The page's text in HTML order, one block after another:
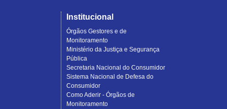
Institucional
Órgãos Gestores e de
Monitoramento
Ministério da Justiça e Segurança
Pública
Secretaria Nacional do Consumidor
Sistema Nacional de Defesa do
Consumidor
Como Aderir - Órgãos de
Monitoramento